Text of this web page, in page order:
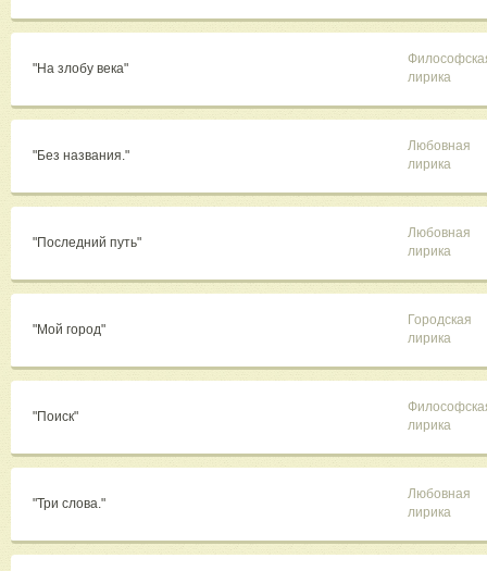
"На злобу века"
лирика
"Без названия."
Любовная
лирика
"Последний путь"
Любовная
лирика
"Мой город"
Городская
лирика
"Поиск"
лирика
"Три слова."
Любовная
лирика